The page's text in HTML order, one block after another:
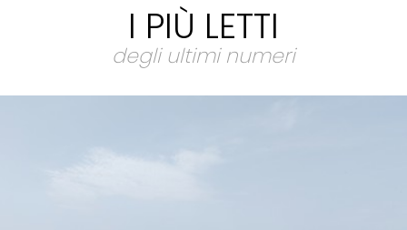
I PIÙ LETTI
degli ultimi numeri